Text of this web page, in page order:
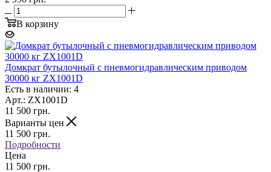
В корзину
Домкрат бутылочный с пневмогидравлическим приводом
30000 кг ZX1001D
Есть в наличии: 4
Арт.: ZX1001D
11 500 грн.
Варианты цен
11 500 грн.
Подробности
Цена
11 500 грн.